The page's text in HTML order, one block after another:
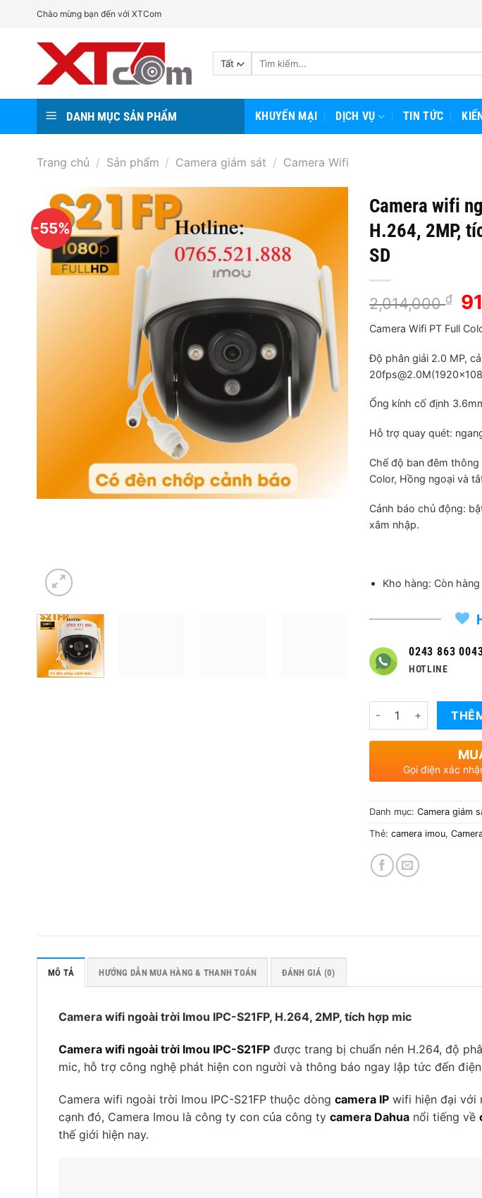
Chào mừng bạn đến với XTCom
Tìm
DANH MỤC SẢN PHẨM KHUYẾN MẠI DỊCH VỤ TIN TỨC
Trang chủ / Sản phẩm / Camera giám sát / Camera Wifi
-55%
Camera wifi
H.264, 2MP,
SD
2,014,000₫
là:
Camera Wifi PT Full
Độ phân giải 2.0 MP,
Ống kính cố định
Hỗ trợ quay quét:
Chế độ ban đêm
Color, Hồng ngoại và
Cảnh báo chủ động:
xâm nhập.
Kho hàng: Còn hàng
0243 863
HOTLINE
Số lượng
Gọi điện xác
Danh mục: Camera giám
Thẻ: camera imou,
MÔ TẢ HƯỚNG DẪN MUA HÀNG & THANH TOÁN ĐÁNH GIÁ (0)
Camera wifi ngoài trời Imou IPC-S21FP, H.264, 2MP, tích hợp mic
Camera wifi ngoài trời Imou IPC-S21FP được trang bị chuẩn nén H.264, độ
mic, hỗ trợ công nghệ phát hiện con người và thông báo ngay lập tức đến
Camera wifi ngoài trời Imou IPC-S21FP thuộc dòng camera IP wifi hiện đại với
cạnh đó, Camera Imou là công ty con của công ty camera Dahua nổi tiếng về
thế giới hiện nay.